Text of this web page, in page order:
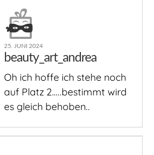
25. JUNI 2024
beauty_art_andrea
Oh ich hoffe ich stehe noch
auf Platz 2…..bestimmt wird
es gleich behoben..